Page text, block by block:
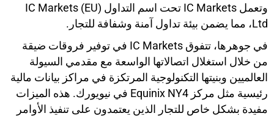
وتعمل IC Markets تحت اسم التداول IC Markets (EU)
Ltd، مما يضمن بيئة تداول آمنة وشفافة للتجار.
في جوهرها، تتفوق IC Markets في توفير فروقات ضيقة
من خلال استغلال اتصالاتها الواسعة مع مقدمي السيولة
العالميين وبنيتها التكنولوجية المرتكزة في مراكز بيانات مالية
رئيسية مثل مركز Equinix NY4 في نيويورك. هذه الميزات
مفيدة بشكل خاص للتجار الذين يعتمدون على تنفيذ الأوامر